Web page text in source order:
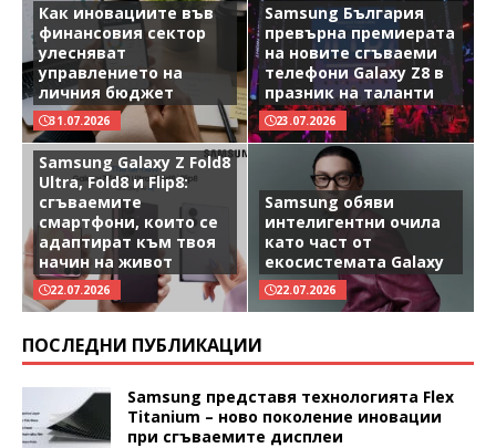
Как иновациите във
финансовия сектор
улесняват
управлението на
личния бюджет
31.07.2026
Samsung България
превърна премиерата
на новите сгъваеми
телефони Galaxy Z8 в
празник на таланти
23.07.2026
Samsung Galaxy Z Fold8
Ultra, Fold8 и Flip8:
сгъваемите
смартфони, които се
адаптират към твоя
начин на живот
22.07.2026
Samsung обяви
интелигентни очила
като част от
екосистемата Galaxy
22.07.2026
ПОСЛЕДНИ ПУБЛИКАЦИИ
Samsung представя технологията Flex
Titanium – ново поколение иновации
при сгъваемите дисплеи